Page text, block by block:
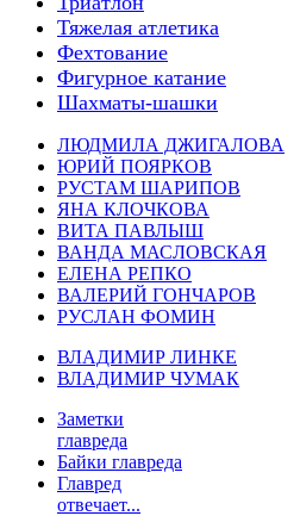
Тяжелая атлетика
Фехтование
Фигурное катание
Шахматы-шашки
ЛЮДМИЛА ДЖИГАЛОВА
ЮРИЙ ПОЯРКОВ
РУСТАМ ШАРИПОВ
ЯНА КЛОЧКОВА
ВИТА ПАВЛЫШ
ВАНДА МАСЛОВСКАЯ
ЕЛЕНА РЕПКО
ВАЛЕРИЙ ГОНЧАРОВ
РУСЛАН ФОМИН
ВЛАДИМИР ЛИНКЕ
ВЛАДИМИР ЧУМАК
Заметки
главреда
Байки главреда
Главред
отвечает...